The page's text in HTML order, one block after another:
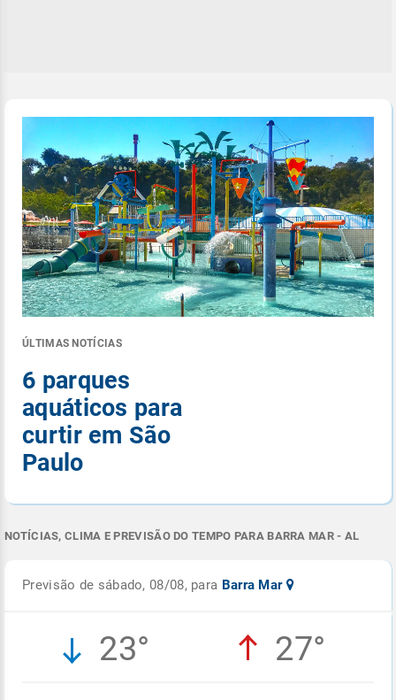
ÚLTIMAS NOTÍCIAS
6 parques
aquáticos para
curtir em São
Paulo
NOTÍCIAS, CLIMA E PREVISÃO DO TEMPO PARA BARRA MAR - AL
Previsão de sábado, 08/08, para Barra Mar
23° 27°